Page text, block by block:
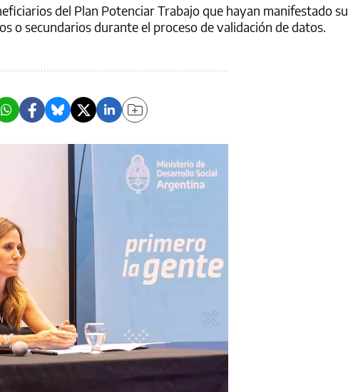
del Plan Potenciar Trabajo que hayan manifestado su
o secundarios durante el proceso de validación de datos.